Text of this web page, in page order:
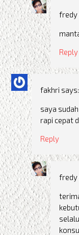
fredy
Reply
fakhri says:
saya
rapi cepat
Reply
fredy